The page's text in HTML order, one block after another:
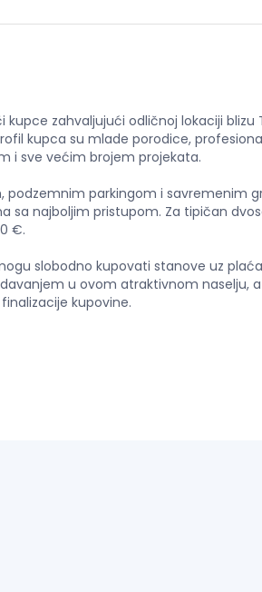
zahvaljujući odličnoj lokaciji blizu
kupca su mlade porodice,
i sve većim brojem projekata.
podzemnim parkingom i savremenim
sa najboljim pristupom. Za tipičan
€.
slobodno kupovati stanove uz
u ovom atraktivnom naselju,
kupovine.